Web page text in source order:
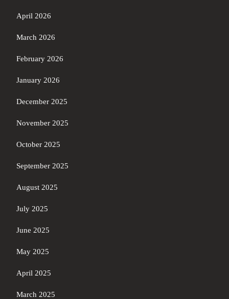
April 2026
March 2026
February 2026
January 2026
December 2025
November 2025
October 2025
September 2025
August 2025
July 2025
June 2025
May 2025
April 2025
March 2025